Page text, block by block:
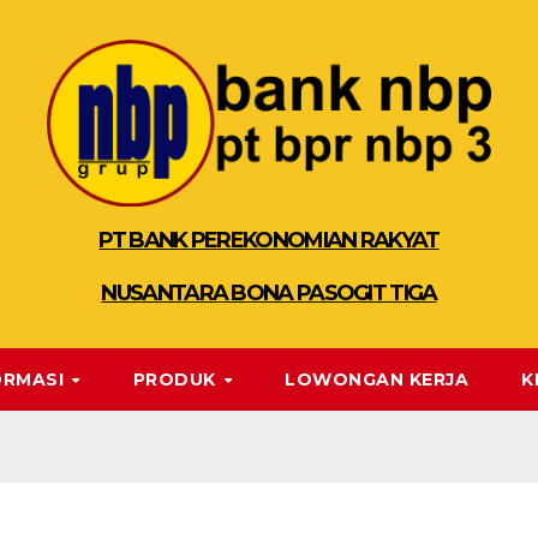
PT BANK PEREKONOMIAN RAKYAT
NUSANTARA BONA PASOGIT TIGA
PRODUK LOWONGAN KERJA